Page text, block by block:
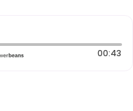
segundos 00:43